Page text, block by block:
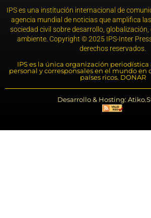
IPS es una institución internacional de
agencia mundial de noticias que amplifica
sociedad civil sobre desarrollo,
ambiente. Copyright © 2025 IPS-Inter
derechos reservados.
IPS es la única organización
personal y corresponsales en el mundo en
países ricos. DONAR
Desarrollo & Hosting: